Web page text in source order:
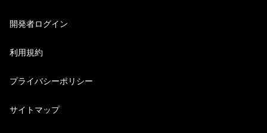
開発者ログイン
利用規約
プライバシーポリシー
サイトマップ